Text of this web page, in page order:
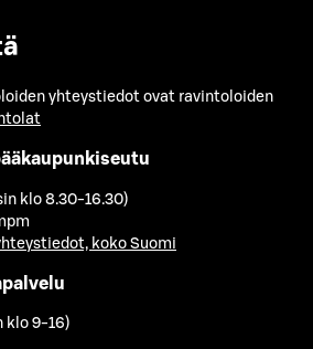
yhteystiedot ovat ravintoloiden
klo 8.30-16.30)
koko Suomi
klo 9-16)